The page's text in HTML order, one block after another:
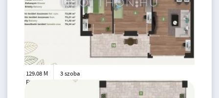
129.08 M
Ft
3 szoba
4. emelet